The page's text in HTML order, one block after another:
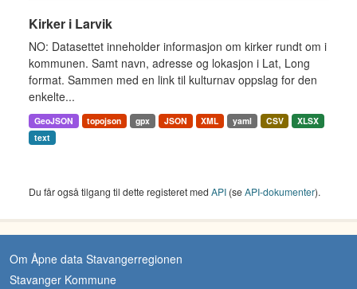
Kirker i Larvik
NO: Datasettet inneholder informasjon om kirker rundt om i
kommunen. Samt navn, adresse og lokasjon i Lat, Long
format. Sammen med en link til kulturnav oppslag for den
enkelte...
GeoJSON topojson gpx JSON XML yaml CSV
XLSX
text
Du får også tilgang til dette registeret med API (seAPI-dokumenter).
Om Åpne data Stavangerregionen
Stavanger Kommune